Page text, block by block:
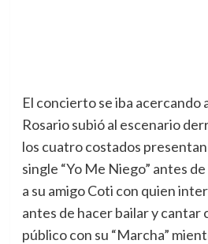
El concierto se iba acercando
Rosario subió al escenario
los cuatro costados
single “Yo Me Niego” antes
a su amigo Coti con quien
antes de hacer bailar y cantar
público con su “Marcha”